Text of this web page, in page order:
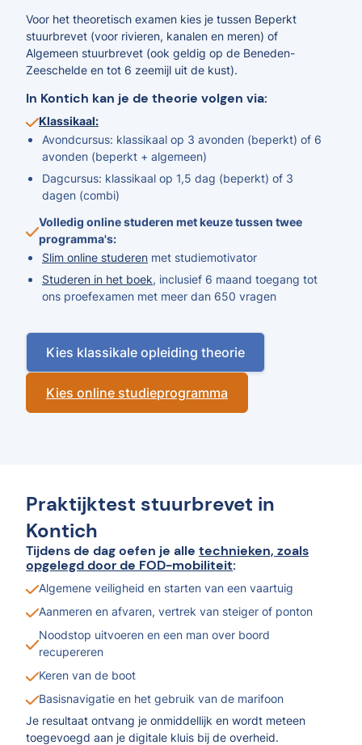
Voor het theoretisch examen kies je tussen Beperkt
stuurbrevet (voor rivieren, kanalen en meren) of
Algemeen stuurbrevet (ook geldig op de Beneden-
Zeeschelde en tot 6 zeemijl uit de kust).
In Kontich kan je de theorie volgen via:
Klassikaal:
Avondcursus: klassikaal op 3 avonden (beperkt) of 6
avonden (beperkt + algemeen)
Dagcursus: klassikaal op 1,5 dag (beperkt) of 3
dagen (combi)
Volledig online studeren met keuze tussen twee
programma's:
Slim online studeren met studiemotivator
Studeren in het boek, inclusief 6 maand toegang tot
ons proefexamen met meer dan 650 vragen
Kies klassikale opleiding theorie
Kies online studieprogramma
Praktijktest stuurbrevet in
Kontich
Tijdens de dag oefen je alle technieken, zoals
opgelegd door de FOD-mobiliteit:
Algemene veiligheid en starten van een vaartuig
Aanmeren en afvaren, vertrek van steiger of ponton
Noodstop uitvoeren en een man over boord
recupereren
Keren van de boot
Basisnavigatie en het gebruik van de marifoon
Je resultaat ontvang je onmiddellijk en wordt meteen
toegevoegd aan je digitale kluis bij de overheid.